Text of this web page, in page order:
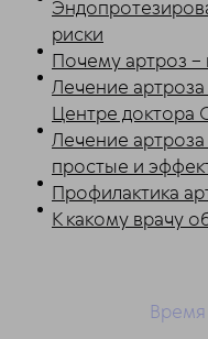
риски
Почему артроз –
Лечение
Центре доктора
Лечение
простые и
Профилактика
К какому врачу